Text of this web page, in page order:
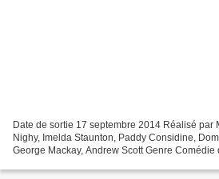
Date de sortie 17 septembre 2014 Réalisé par
Nighy, Imelda Staunton, Paddy Considine,
George Mackay, Andrew Scott Genre